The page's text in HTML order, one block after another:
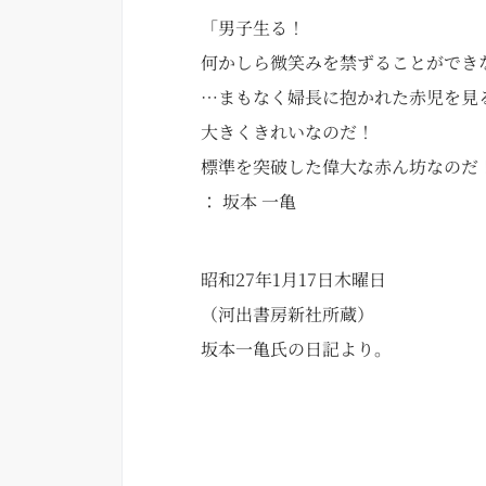
「男子生る！
何かしら微笑みを禁ずることができ
…まもなく婦長に抱かれた赤児を見
大きくきれいなのだ！
標準を突破した偉大な赤ん坊なのだ
： 坂本 一亀
昭和27年1月17日木曜日
（河出書房新社所蔵）
坂本一亀氏の日記より。